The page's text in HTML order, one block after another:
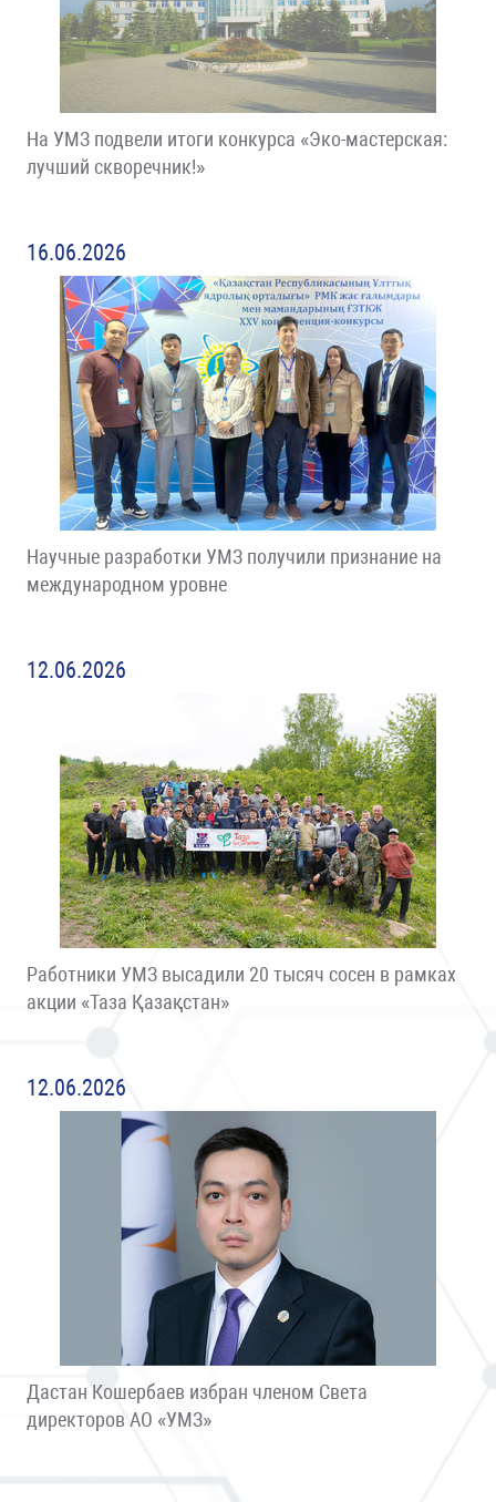
На УМЗ подвели итоги конкурса «Эко-мастерская:
лучший скворечник!»
16.06.2026
Научные разработки УМЗ получили признание на
международном уровне
12.06.2026
Работники УМЗ высадили 20 тысяч сосен в рамках
акции «Таза Қазақстан»
12.06.2026
Дастан Кошербаев избран членом Света
директоров АО «УМЗ»